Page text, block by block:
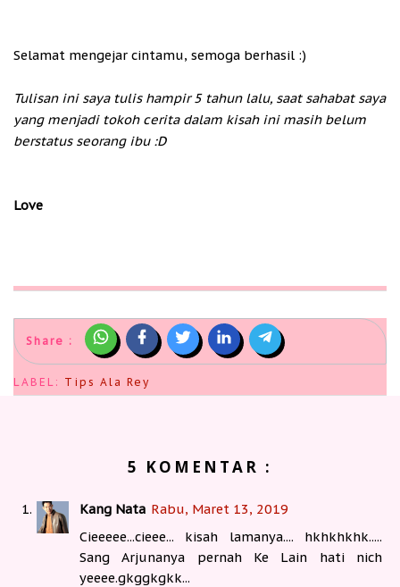
Selamat mengejar cintamu, semoga berhasil :)
Tulisan ini saya tulis hampir 5 tahun lalu, saat sahabat saya
yang menjadi tokoh cerita dalam kisah ini masih belum
berstatus seorang ibu :D
Love
Share :
LABEL: Tips Ala Rey
5 KOMENTAR :
Kang Nata Rabu, Maret 13, 2019
Cieeeee...cieee... kisah lamanya.... hkhkhkhk.....
Sang Arjunanya pernah Ke Lain hati nich
yeeee.gkggkgkk...